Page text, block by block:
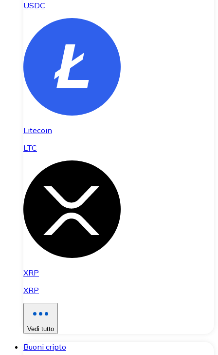
USDC
Litecoin
LTC
XRP
XRP
Vedi tutto
Buoni cripto